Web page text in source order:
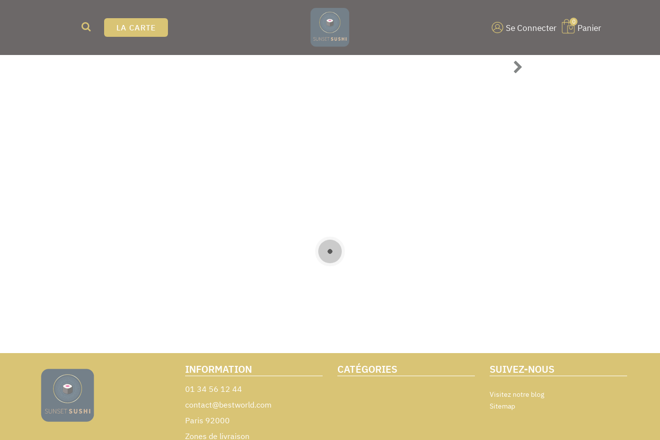
LA CARTE Se Connecter
0
Panier
INFORMATION
01 34 56 12 44
contact@bestworld.com
Paris 92000
Zones de livraison
CATÉGORIES SUIVEZ-NOUS
Visitez notre blog
Sitemap